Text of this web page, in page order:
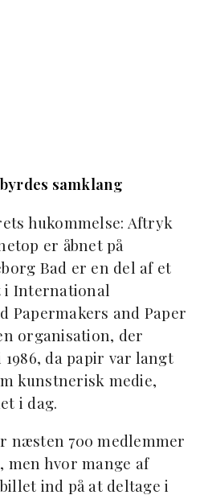
samklang
hukommelse: Aftryk
er åbnet på
Bad er en del af et
i International
Papermakers and Paper
organisation, der
da papir var langt
kunstnerisk medie,
i dag.
næsten 700 medlemmer
men hvor mange af
ind på at deltage i